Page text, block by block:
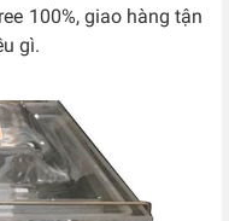
100%, giao hàng tận
gì.